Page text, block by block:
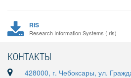
RIS
Research Information Systems (.ris)
КОНТАКТЫ
428000, г. Чебоксары, ул.